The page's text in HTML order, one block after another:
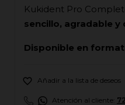
Kukident Pro
sencillo, agradable y
Disponible en
 Añadir a la lista de deseos
Atención al cliente: